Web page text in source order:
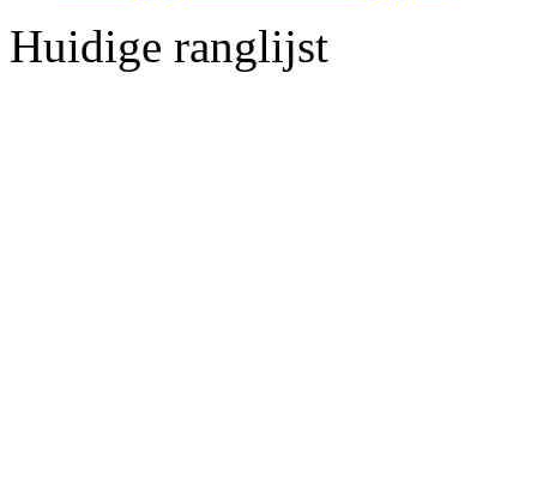
Huidige ranglijst